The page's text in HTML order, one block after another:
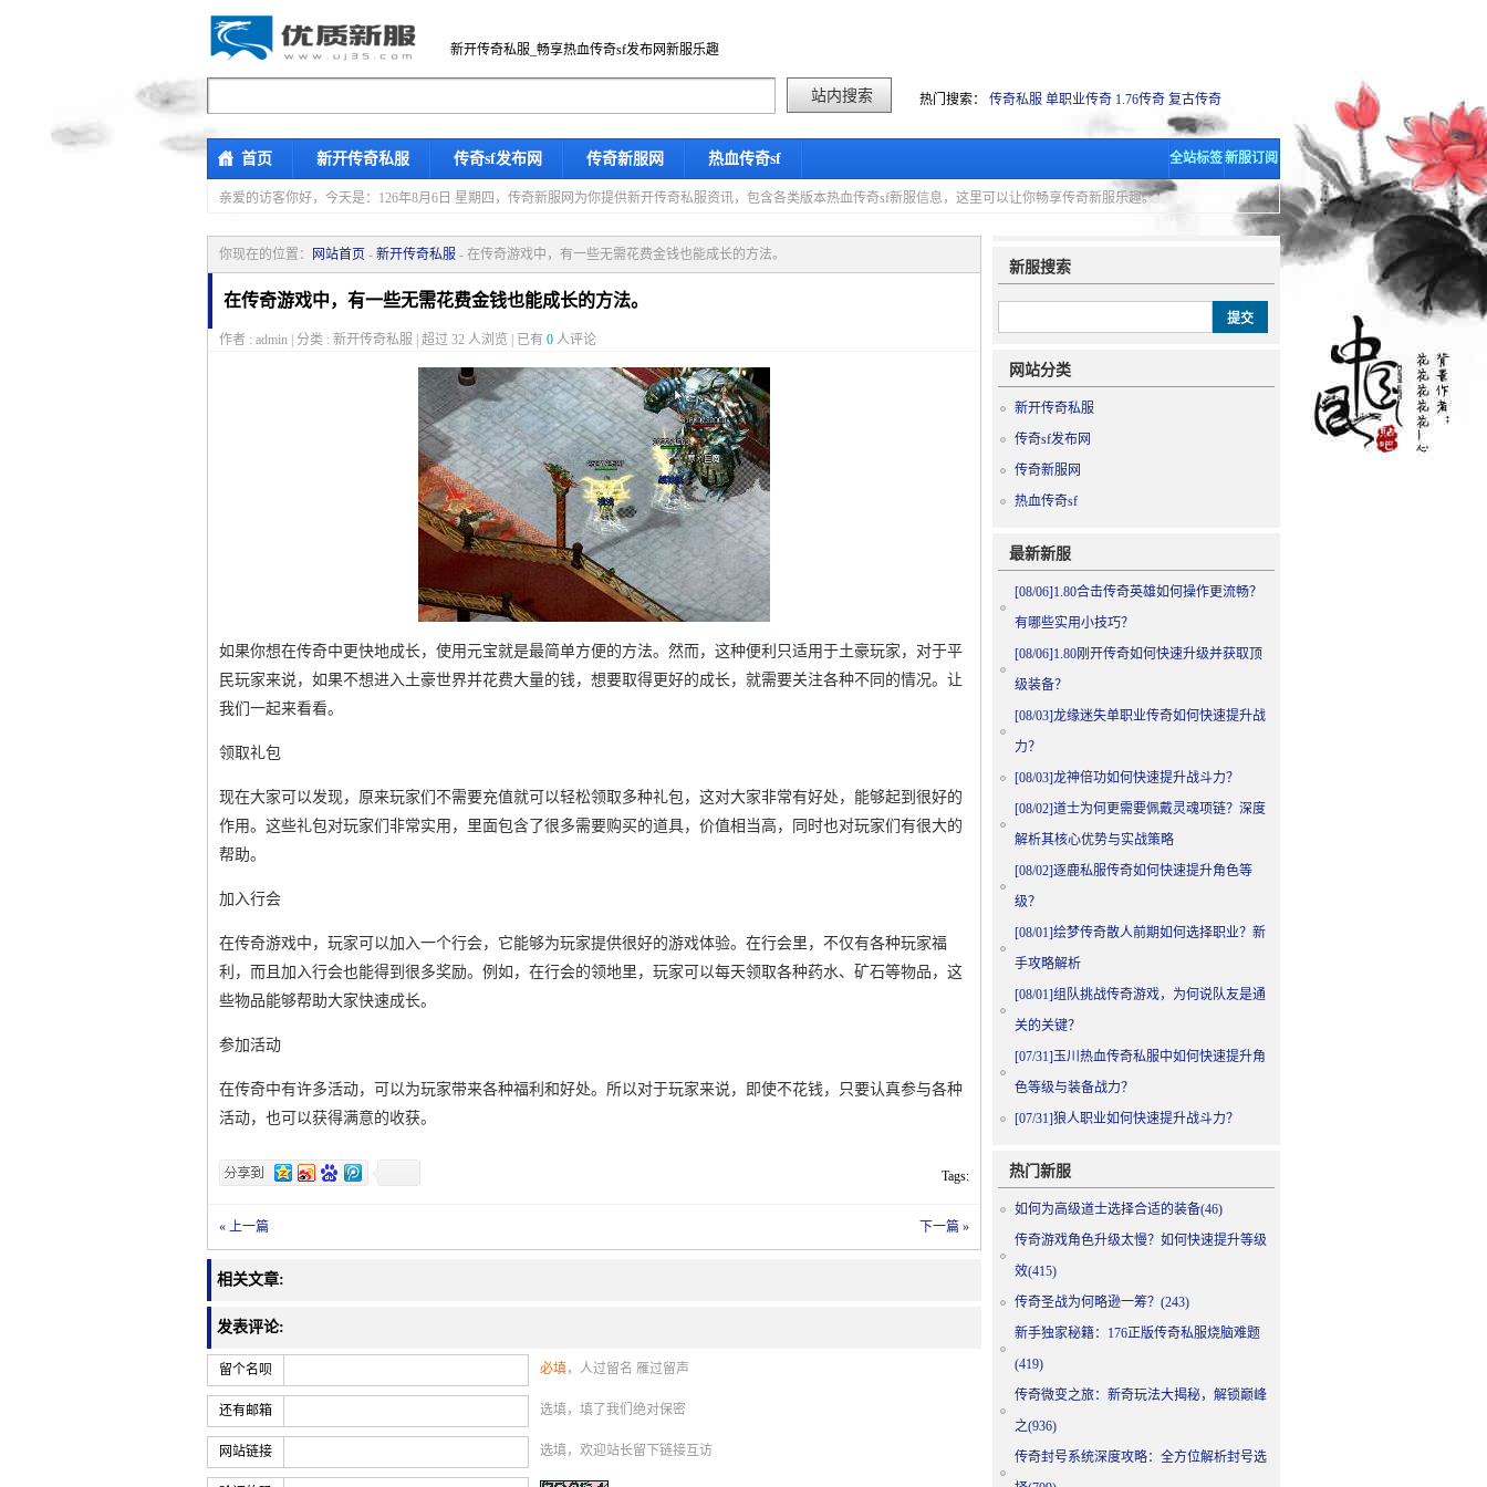
新开传奇私服_畅享热血传奇sf发布网新服乐趣
热门搜索： 传奇私服 单职业传奇 1.76传奇 复古传奇
首页 新开传奇私服 传奇sf发布网 传奇新服网 热血传奇sf 全站标签新服订阅
亲爱的访客你好， 今天是：126年8月6日 星期四，传奇新服网为你提供新开传奇私服资讯，包含各类版本热血传奇sf新服信息，这里可以让你畅享传奇新服乐趣。
你现在的位置： 网站首页 - 新开传奇私服 - 在传奇游戏中，有一些无需花费金钱也能成长的方法。
在传奇游戏中，有一些无需花费金钱也能成长的方法。
作者 : admin | 分类 : 新开传奇私服 | 超过 32 人浏览 | 已有 0 人评论
如果你想在传奇中更快地成长，使用元宝就是最简单方便的方法。然而，这种便利只适用于土豪玩家，对于平
民玩家来说，如果不想进入土豪世界并花费大量的钱，想要取得更好的成长，就需要关注各种不同的情况。让
我们一起来看看。
领取礼包
现在大家可以发现，原来玩家们不需要充值就可以轻松领取多种礼包，这对大家非常有好处，能够起到很好的
作用。这些礼包对玩家们非常实用，里面包含了很多需要购买的道具，价值相当高，同时也对玩家们有很大的
帮助。
加入行会
在传奇游戏中，玩家可以加入一个行会，它能够为玩家提供很好的游戏体验。在行会里，不仅有各种玩家福
利，而且加入行会也能得到很多奖励。例如，在行会的领地里，玩家可以每天领取各种药水、矿石等物品，这
些物品能够帮助大家快速成长。
参加活动
在传奇中有许多活动，可以为玩家带来各种福利和好处。所以对于玩家来说，即使不花钱，只要认真参与各种
活动，也可以获得满意的收获。
Tags:
« 上一篇 下一篇 »
相关文章:
发表评论:
留个名呗 必填，人过留名 雁过留声
还有邮箱 选填，填了我们绝对保密
网站链接 选填，欢迎站长留下链接互访
新服搜索
网站分类
新开传奇私服
传奇sf发布网
传奇新服网
热血传奇sf
最新新服
[08/06]1.80合击传奇英雄如何操作更流畅？
有哪些实用小技巧？
[08/06]1.80刚开传奇如何快速升级并获取顶
级装备？
[08/03]龙缘迷失单职业传奇如何快速提升战
力？
[08/03]龙神倍功如何快速提升战斗力？
[08/02]道士为何更需要佩戴灵魂项链？深度
解析其核心优势与实战策略
[08/02]逐鹿私服传奇如何快速提升角色等
级？
[08/01]绘梦传奇散人前期如何选择职业？新
手攻略解析
[08/01]组队挑战传奇游戏，为何说队友是通
关的关键？
[07/31]玉川热血传奇私服中如何快速提升角
色等级与装备战力？
[07/31]狼人职业如何快速提升战斗力？
热门新服
如何为高级道士选择合适的装备(46)
传奇游戏角色升级太慢？如何快速提升等级
效(415)
传奇圣战为何略逊一筹？(243)
新手独家秘籍：176正版传奇私服烧脑难题
(419)
传奇微变之旅：新奇玩法大揭秘，解锁巅峰
之(936)
传奇封号系统深度攻略：全方位解析封号选